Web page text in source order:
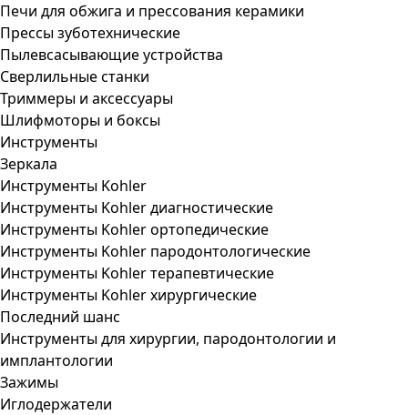
Печи для обжига и прессования керамики
Прессы зуботехнические
Пылевсасывающие устройства
Сверлильные станки
Триммеры и аксессуары
Шлифмоторы и боксы
Инструменты
Зеркала
Инструменты Kohler
Инструменты Kohler диагностические
Инструменты Kohler ортопедические
Инструменты Kohler пародонтологические
Инструменты Kohler терапевтические
Инструменты Kohler хирургические
Последний шанс
Инструменты для хирургии, пародонтологии и
имплантологии
Зажимы
Иглодержатели